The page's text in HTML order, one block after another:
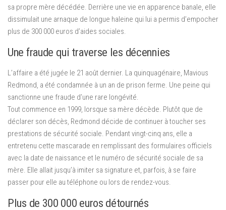
sa propre mère décédée. Derrière une vie en apparence banale, elle
dissimulait une arnaque de longue haleine qui lui a permis d’empocher
plus de 300 000 euros d’aides sociales.
Une fraude qui traverse les décennies
L’affaire a été jugée le 21 août dernier. La quinquagénaire, Mavious
Redmond, a été condamnée à un an de prison ferme. Une peine qui
sanctionne une fraude d’une rare longévité.
Tout commence en 1999, lorsque sa mère décède. Plutôt que de
déclarer son décès, Redmond décide de continuer à toucher ses
prestations de sécurité sociale. Pendant vingt-cinq ans, elle a
entretenu cette mascarade en remplissant des formulaires officiels
avec la date de naissance et le numéro de sécurité sociale de sa
mère. Elle allait jusqu’à imiter sa signature et, parfois, à se faire
passer pour elle au téléphone ou lors de rendez-vous.
Plus de 300 000 euros détournés